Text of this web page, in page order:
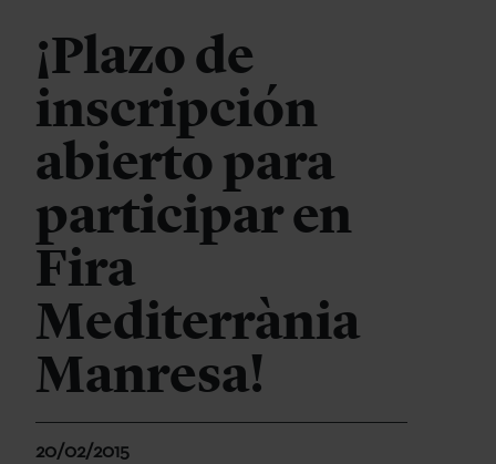
¡Plazo de
inscripción
abierto para
participar en
Fira
Mediterrània
Manresa!
20/02/2015